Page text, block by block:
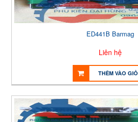
ED441B Barmag
Liên hệ
THÊM VÀO GIỎ